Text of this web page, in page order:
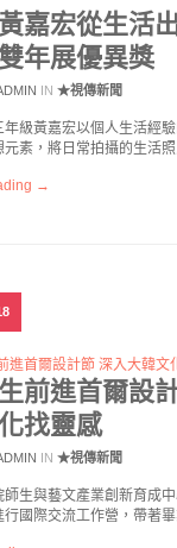
嘉宏從生活
年展優異獎
IN ★視傳新聞
級黃嘉宏以個人生活經
元素，將日常拍攝的生活
→
前進首爾設
找靈感
IN ★視傳新聞
師生與藝文產業創新育成
行國際交流工作營，帶著